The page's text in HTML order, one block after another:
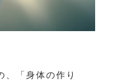
、「身体の作り